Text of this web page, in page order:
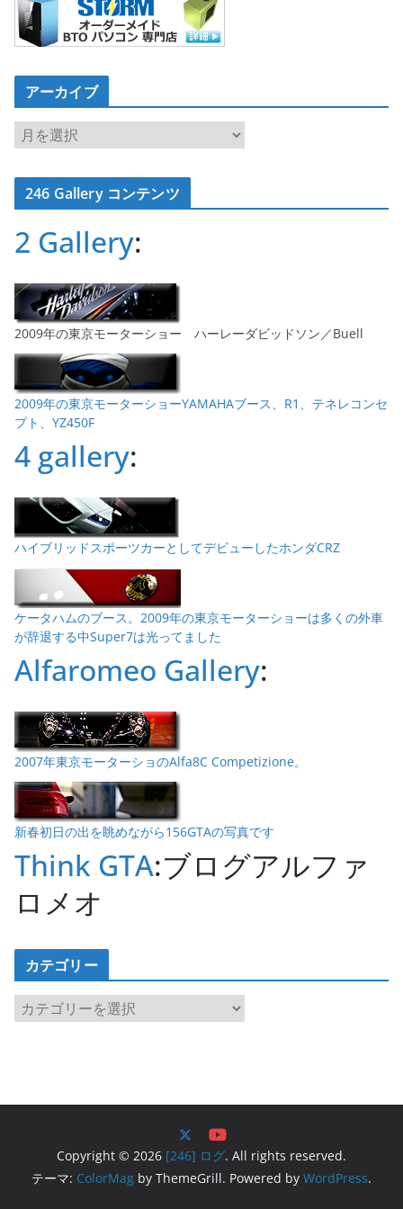
アーカイブ
ア
ー
カ
イ246 Gallery コンテンツ
2 Gallery:
2009年の東京モーターショー ハーレーダビッドソン／Buell
2009年の東京モーターショーYAMAHAブース、R1、テネレコンセ
プト、YZ450F
4 gallery:
ハイブリッドスポーツカーとしてデビューしたホンダCRZ
ケータハムのブース。2009年の東京モーターショーは多くの外車
が辞退する中Super7は光ってました
Alfaromeo Gallery:
2007年東京モーターショのAlfa8C Competizione。
新春初日の出を眺めながら156GTAの写真です
Think GTA:ブログアルファ
ロメオ
カテゴリー
カ
テ
Copyright © 2026 [246] ログ. All rights reserved.
テーマ: ColorMag by ThemeGrill. Powered by WordPress.